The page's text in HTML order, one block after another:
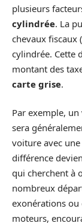
plusieurs
cylindrée. La
chevaux fiscaux
cylindrée. Cette
montant des
carte grise.
Par exemple,
sera
voiture avec
différence
qui cherchent à
nombreux
exonérations ou
moteurs,